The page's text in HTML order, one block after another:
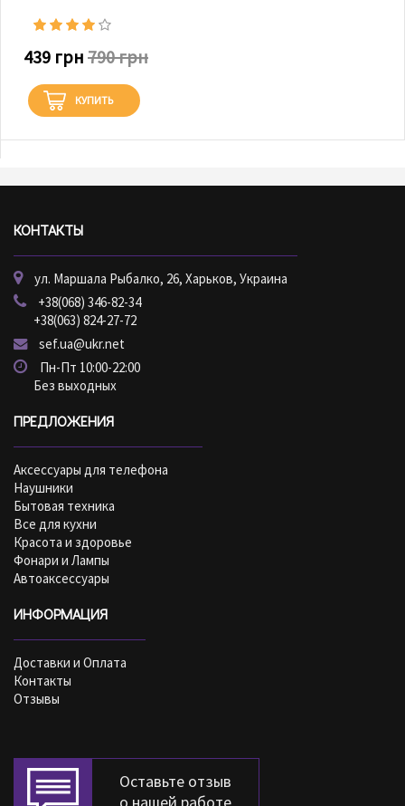
439 грн 790 грн
КУПИТЬ
КОНТАКТЫ
ул. Маршала Рыбалко, 26, Харьков, Украина
+38(068) 346-82-34
+38(063) 824-27-72
sef.ua@ukr.net
Пн-Пт 10:00-22:00
Без выходных
ПРЕДЛОЖЕНИЯ
Аксессуары для телефона
Наушники
Бытовая техника
Все для кухни
Красота и здоровье
Фонари и Лампы
Автоаксессуары
ИНФОРМАЦИЯ
Доставки и Оплата
Контакты
Отзывы
Оставьте отзыв